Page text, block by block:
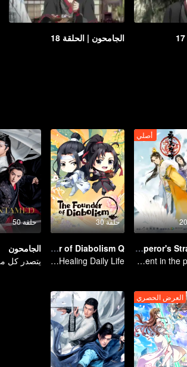
الجامحون | الحلقة 18
أصلي
The Emperor's Strategy
Entanglement in the palace
حلقة 30
The Founder of Diabolism Q
Warm and Healing Daily Life
حلقة 50
الجامحون
العرض الحصري